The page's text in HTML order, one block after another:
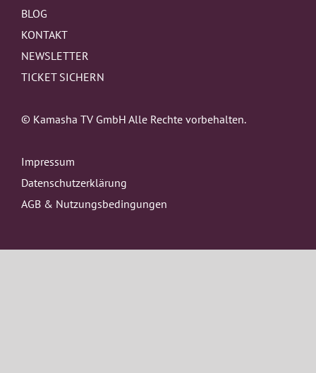
BLOG
KONTAKT
NEWSLETTER
TICKET SICHERN
© Kamasha TV GmbH Alle Rechte vorbehalten.
Impressum
Datenschutzerklärung
AGB & Nutzungsbedingungen